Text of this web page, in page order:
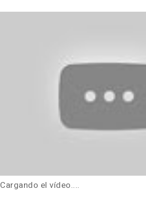
Cargando el vídeo....